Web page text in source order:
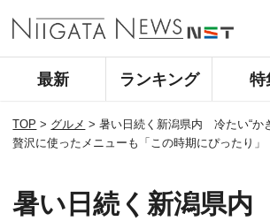
最新 ランキング 特
TOP > グルメ >暑い日続く新潟県内 冷たい“か
贅沢に使ったメニューも「この時期にぴったり」
暑い日続く新潟県